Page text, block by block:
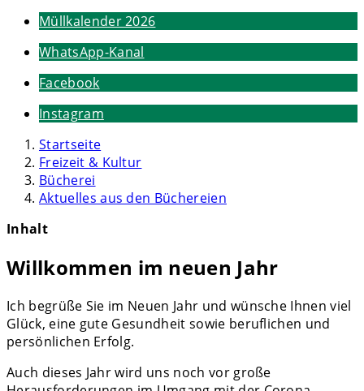
Müllkalender 2026
WhatsApp-Kanal
Facebook
Instagram
Startseite
Freizeit & Kultur
Bücherei
Aktuelles aus den Büchereien
Inhalt
Willkommen im neuen Jahr
Ich begrüße Sie im Neuen Jahr und wünsche Ihnen viel
Glück, eine gute Gesundheit sowie beruflichen und
persönlichen Erfolg.
Auch dieses Jahr wird uns noch vor große